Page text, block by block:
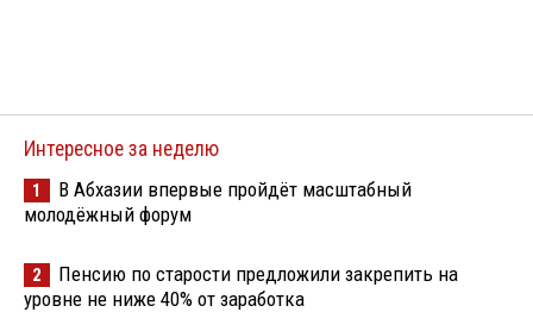
Интересное за неделю
1
В Абхазии впервые пройдёт масштабный
молодёжный форум
2
Пенсию по старости предложили закрепить на
уровне не ниже 40% от заработка